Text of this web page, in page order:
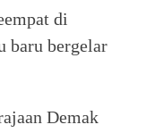
di
baru bergelar
Demak